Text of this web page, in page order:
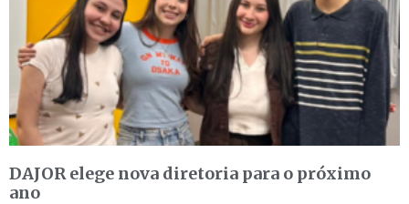
DAJOR elege nova diretoria para o próximo
ano